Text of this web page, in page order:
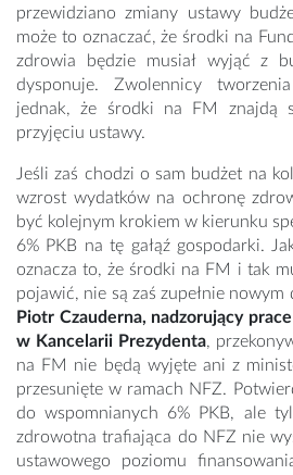
przewidziano zmiany ustawy
może to oznaczać, że środki na
zdrowia będzie musiał wyjąć z
dysponuje. Zwolennicy
jednak, że środki na FM znajdą
przyjęciu ustawy.
Jeśli zaś chodzi o sam budżet na
wzrost wydatków na ochronę
być kolejnym krokiem w kierunku
6% PKB na tę gałąź gospodarki.
oznacza to, że środki na FM i tak
pojawić, nie są zaś zupełnie
Piotr Czauderna, nadzorujący
w Kancelarii Prezydenta,
na FM nie będą wyjęte ani z
przesunięte w ramach NFZ.
do wspomnianych 6% PKB, ale
zdrowotna trafiająca do NFZ nie
ustawowego poziomu